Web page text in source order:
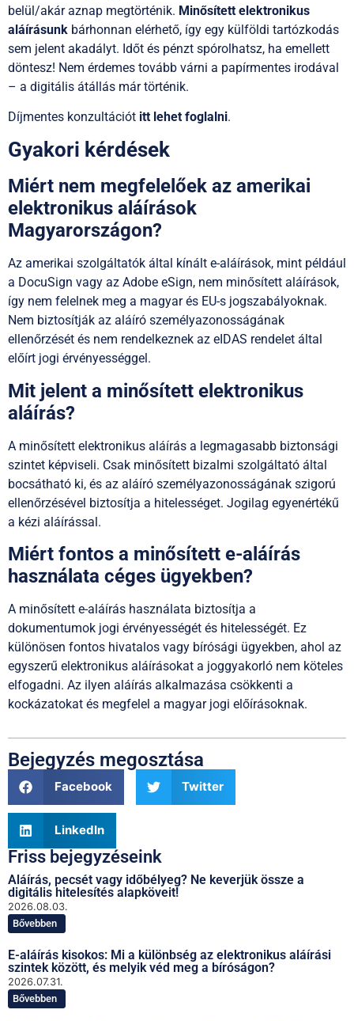
belül/akár aznap megtörténik. Minősített elektronikus
aláírásunk bárhonnan elérhető, így egy külföldi tartózkodás
sem jelent akadályt. Időt és pénzt spórolhatsz, ha emellett
döntesz! Nem érdemes tovább várni a papírmentes irodával
– a digitális átállás már történik.
Díjmentes konzultációt itt lehet foglalni.
Gyakori kérdések
Miért nem megfelelőek az amerikai
elektronikus aláírások
Magyarországon?
Az amerikai szolgáltatók által kínált e-aláírások, mint például
a DocuSign vagy az Adobe eSign, nem minősített aláírások,
így nem felelnek meg a magyar és EU-s jogszabályoknak.
Nem biztosítják az aláíró személyazonosságának
ellenőrzését és nem rendelkeznek az eIDAS rendelet által
előírt jogi érvényességgel.
Mit jelent a minősített elektronikus
aláírás?
A minősített elektronikus aláírás a legmagasabb biztonsági
szintet képviseli. Csak minősített bizalmi szolgáltató által
bocsátható ki, és az aláíró személyazonosságának szigorú
ellenőrzésével biztosítja a hitelességet. Jogilag egyenértékű
a kézi aláírással.
Miért fontos a minősített e-aláírás
használata céges ügyekben?
A minősített e-aláírás használata biztosítja a
dokumentumok jogi érvényességét és hitelességét. Ez
különösen fontos hivatalos vagy bírósági ügyekben, ahol az
egyszerű elektronikus aláírásokat a joggyakorló nem köteles
elfogadni. Az ilyen aláírás alkalmazása csökkenti a
kockázatokat és megfelel a magyar jogi előírásoknak.
Bejegyzés megosztása
Facebook Twitter
LinkedIn
Friss bejegyzéseink
Aláírás, pecsét vagy időbélyeg? Ne keverjük össze a
digitális hitelesítés alapköveit!
2026.08.03.
Bővebben
E-aláírás kisokos: Mi a különbség az elektronikus aláírási
szintek között, és melyik véd meg a bíróságon?
2026.07.31.
Bővebben